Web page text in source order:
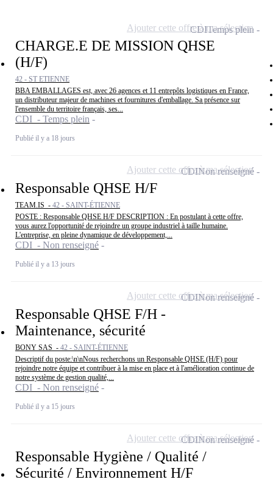
CHARGE.E DE MISSION QHSE
(H/F)
42 - ST ETIENNE
BBA EMBALLAGES est, avec 26 agences et 11 entrepôts logistiques en France,
un distributeur majeur de machines et fournitures d'emballage. Sa présence sur
l'ensemble du territoire français, ses...
CDI - Temps plein
Publié il y a 18 jours
CDITemps plein
Ajouter cette offre à ma sélection
Responsable QHSE H/F
TEAM.IS - 42 - SAINT-ÉTIENNE
POSTE : Responsable QHSE H/F DESCRIPTION : En postulant à cette offre,
vous aurez l'opportunité de rejoindre un groupe industriel à taille humaine.
L'entreprise, en pleine dynamique de développement,...
CDI - Non renseigné
Publié il y a 13 jours
CDINon renseigné
Ajouter cette offre à ma sélection
Responsable QHSE F/H -
Maintenance, sécurité
BONY SAS - 42 - SAINT-ÉTIENNE
Descriptif du poste:\n\nNous recherchons un Responsable QHSE (H/F) pour
rejoindre notre équipe et contribuer à la mise en place et à l'amélioration continue de
notre système de gestion qualité,...
CDI - Non renseigné
Publié il y a 15 jours
CDINon renseigné
Ajouter cette offre à ma sélection
Responsable Hygiène / Qualité /
Sécurité / Environnement H/F
CDINon renseigné
Ajouter cette offre à ma sélection